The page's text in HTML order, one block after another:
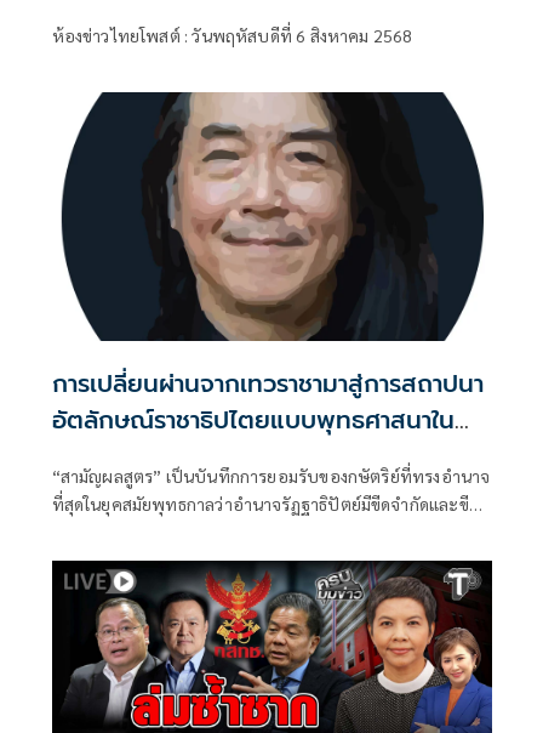
ห้องข่าวไทยโพสต์ : วันพฤหัสบดีที่ 6 สิงหาคม 2568
การเปลี่ยนผ่านจากเทวราชามาสู่การสถาปนา
อัตลักษณ์ราชาธิปไตยแบบพุทธศาสนาใน
พระไตรปิฏก : สามัญผลสูตรในฐานะทฤษฎี
ขีดจำกัดของอำนาจรัฐเหนือแรงงานและ
ทรัพย์สิน
“สามัญผลสูตร” เป็นบันทึกการยอมรับของกษัตริย์ที่ทรงอำนาจ
ที่สุดในยุคสมัยพุทธกาลว่าอำนาจรัฏฐาธิปัตย์มีขีดจำกัดและขีด